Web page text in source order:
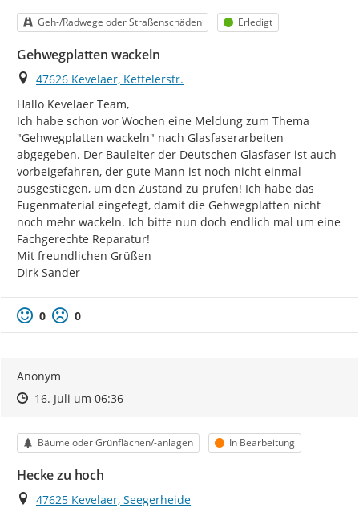
Kategorie
Geh-/Radwege oder Straßenschäden Status
Erledigt
Gehwegplatten wackeln
Ort
47626 Kevelaer, Kettelerstr.
Hallo Kevelaer Team,
Ich habe schon vor Wochen eine Meldung zum Thema
"Gehwegplatten wackeln" nach Glasfaserarbeiten
abgegeben. Der Bauleiter der Deutschen Glasfaser ist auch
vorbeigefahren, der gute Mann ist noch nicht einmal
ausgestiegen, um den Zustand zu prüfen! Ich habe das
Fugenmaterial eingefegt, damit die Gehwegplatten nicht
noch mehr wackeln. Ich bitte nun doch endlich mal um eine
Fachgerechte Reparatur!
Mit freundlichen Grüßen
Dirk Sander
0 0
Anonym
Zeitpunkt des Erstellens
Zeitpunkt des Erstellens
16. Juli um 06:36Zur Äußerung
Kategorie
Bäume oder Grünflächen/-anlagen Status
In Bearbeitung
Hecke zu hoch
Ort
47625 Kevelaer, Seegerheide